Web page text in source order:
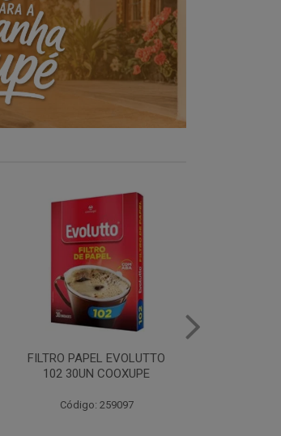
FILTRO PAPEL EVOLUTTO
103 30UN COOXUPE
Código: 259098